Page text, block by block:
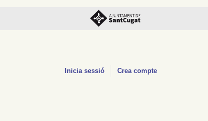
Inicia sessió Crea compte